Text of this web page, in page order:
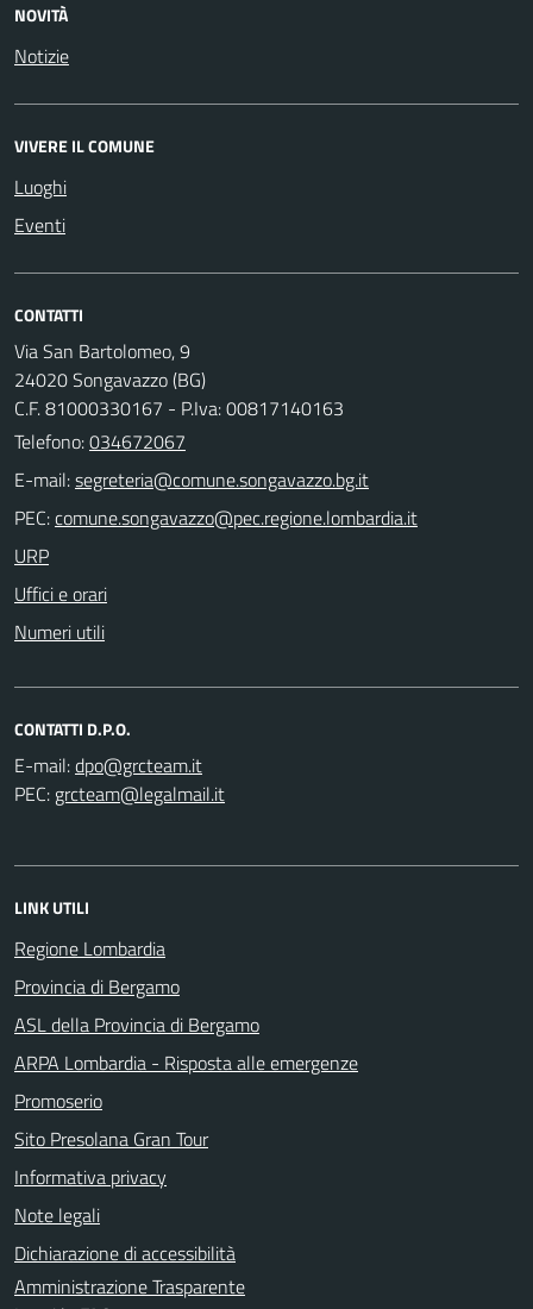
NOVITÀ
Notizie
VIVERE IL COMUNE
Luoghi
Eventi
CONTATTI
Via San Bartolomeo, 9
24020 Songavazzo (BG)
C.F. 81000330167 - P.Iva: 00817140163
Telefono:034672067
E-mail:
PEC:
URP
Uffici e orari
Numeri utili
CONTATTI D.P.O.
E-mail:
PEC:
LINK UTILI
Regione Lombardia
Provincia di Bergamo
ASL della Provincia di Bergamo
ARPA Lombardia - Risposta alle emergenze
Promoserio
Sito Presolana Gran Tour
Informativa privacy
Note legali
Dichiarazione di accessibilità
Amministrazione Trasparente